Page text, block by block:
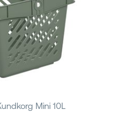
Mini 10L